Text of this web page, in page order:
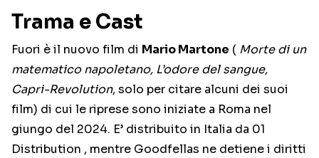
Trama e Cast
Fuori è il nuovo film di Mario Martone ( Morte di un
matematico napoletano, L’odore del sangue,
Capri-Revolution, solo per citare alcuni dei suoi
film) di cui le riprese sono iniziate a Roma nel
giungo del 2024. E’ distribuito in Italia da 01
Distribution , mentre Goodfellas ne detiene i diritti